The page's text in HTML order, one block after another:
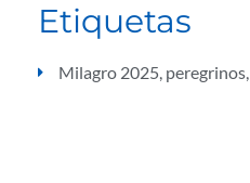
Etiquetas
Milagro 2025, peregrinos,